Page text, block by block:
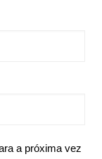
a próxima vez